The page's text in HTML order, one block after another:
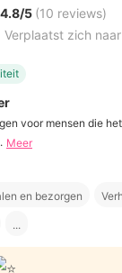
4.8/5 (10 reviews)
Verplaatst zich
voor mensen die
Meer
en bezorgen
...